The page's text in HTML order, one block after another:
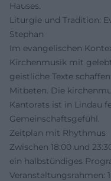
Hauses.
Liturgie und Tradition:
Stephan
Im evangelischen
Kirchenmusik mit
geistliche Texte
Mitbeten. Die
Kantorats ist in Lindau
Gemeinschaftsgefühl.
Zeitplan mit Rhythmus
Zwischen 18:00 und
ein halbstündiges
Veranstaltungsrahmen: